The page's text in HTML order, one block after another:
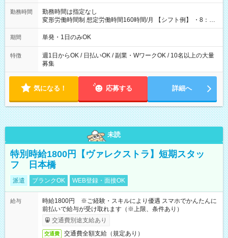
勤務時間
勤務時間は指定なし
変形労働時間制 想定労働時間160時間/月 【シフト例】 ・8：00
～21：00
期間 単発・1日のみOK
特徴
週1日からOK / 日払いOK / 副業・WワークOK / 10名以上の大量
募集
気になる！ 応募する 詳細へ
未読
特別時給1800円【ヴァレクストラ】短期スタッ
フ 日本橋
派遣 ブランクOK WEB登録・面接OK
給与
時給1800円 ※ご経験・スキルにより優遇 スマホでかんたんに
前払いで給与が受け取れます（※上限、条件あり）
交通費別途支給あり
交通費 交通費全額支給（規定あり）